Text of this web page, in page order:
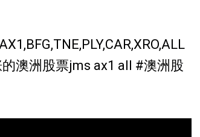
澳洲股票jms ax1 all #澳洲股